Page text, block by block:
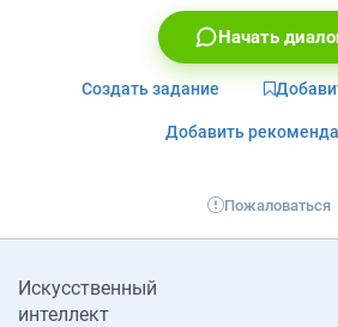
Начать
Создать задание
Добавить
Пожаловаться
Искусственный
интеллект